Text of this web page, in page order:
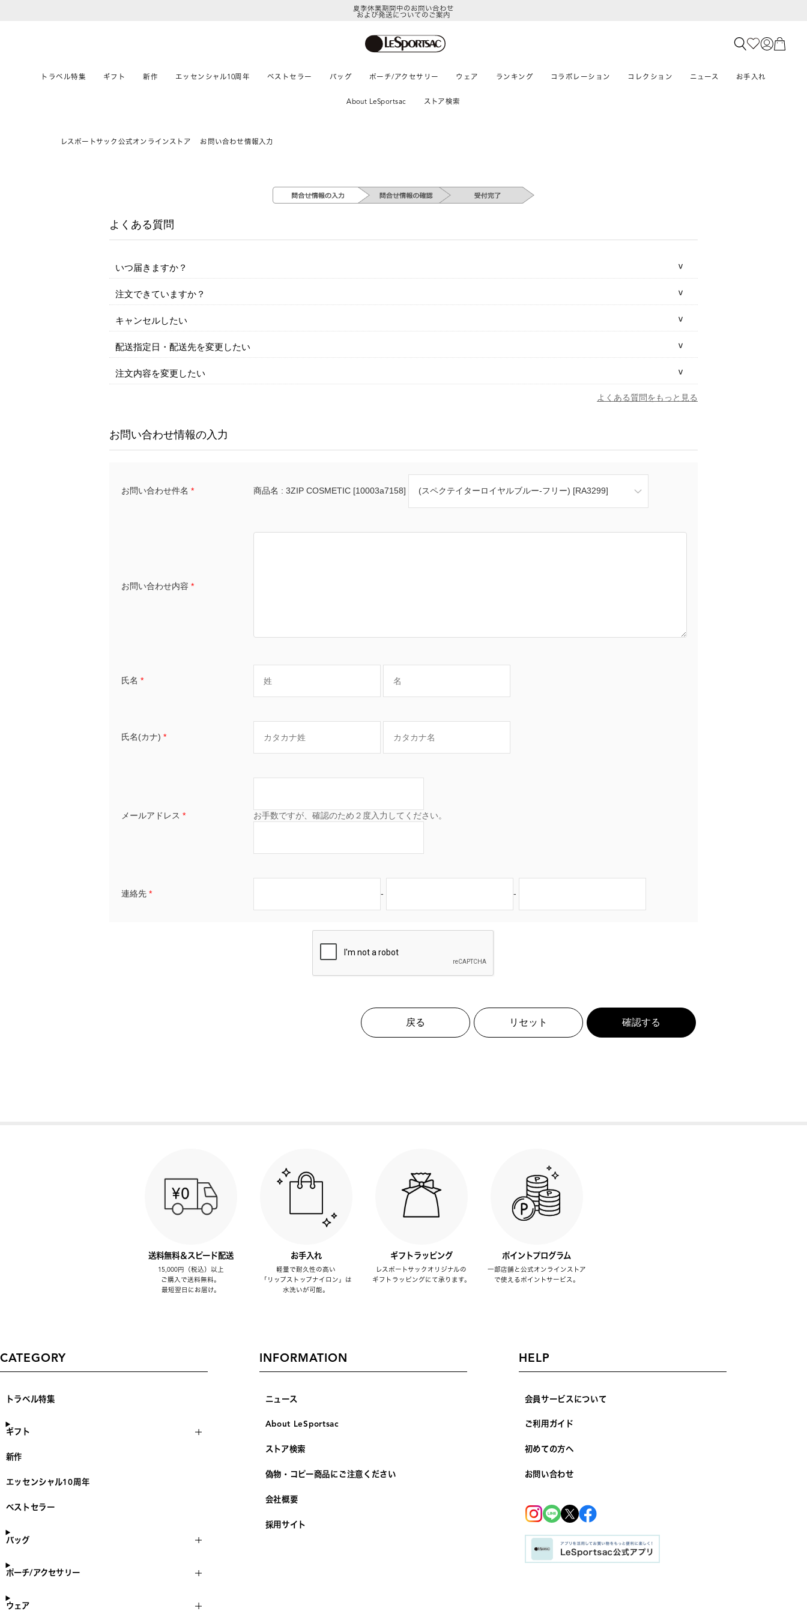
夏季休業期間中のお問い合わせ
および発送についてのご案内
トラベル特集 ギフト 新作 エッセンシャル10周年 ベストセラー バッグ ポーチ/アクセサリー ウェア ランキング コラボレーション コレクション ニュース お手入れ
About LeSportsac ストア検索
レスポートサック公式オンラインストア お問い合わせ情報入力
よくある質問
いつ届きますか？
注文できていますか？
キャンセルしたい
配送指定日・配送先を変更したい
注文内容を変更したい
よくある質問をもっと見る
お問い合わせ情報の入力
お問い合わせ件名 * 商品名 : 3ZIP COSMETIC [10003a7158]
お問い合わせ内容 *
氏名 *
氏名(カナ) *
メールアドレス * お手数ですが、確認のため２度入力してください。
連絡先 * - -
戻る リセット 確認する
送料無料＆スピード配送
15,000円（税込）以上
ご購入で送料無料。
最短翌日にお届け。
お手入れ
軽量で耐久性の高い
「リップストップナイロン」は
水洗いが可能。
ギフトラッピング
レスポートサックオリジナルの
ギフトラッピングにて承ります。
ポイントプログラム
一部店舗と公式オンラインストア
で使えるポイントサービス。
CATEGORY
トラベル特集
ギフト
新作
エッセンシャル10周年
ベストセラー
バッグ
ポーチ/アクセサリー
ウェア
INFORMATION
ニュース
About LeSportsac
ストア検索
偽物・コピー商品にご注意ください
会社概要
採用サイト
HELP
会員サービスについて
ご利用ガイド
初めての方へ
お問い合わせ